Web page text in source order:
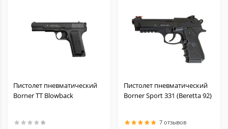
Пистолет пневматический
Borner TT Blowback
Пистолет пневматический
Borner Sport 331 (Beretta 92)
7 отзывов